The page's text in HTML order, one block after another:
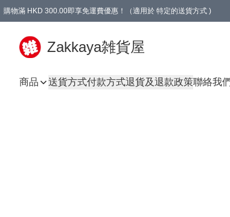
購物滿 HKD 300.00即享免運費優惠！（適用於 特定的送貨方式 )
Zakkaya雑貨屋
商品 送貨方式付款方式退貨及退款政策聯絡我們